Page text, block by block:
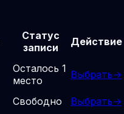
Статус
записи
Действие
Осталось 1
место
Выбрать→
Свободно Выбрать→